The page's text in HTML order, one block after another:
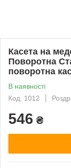
Касета на
Поворотна
поворотна
В наявності
Код: 1012
546 ₴